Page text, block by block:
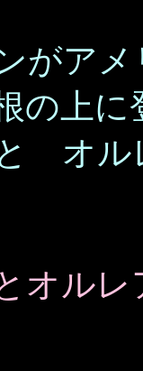
がア
の上に
ルレ
オルレ